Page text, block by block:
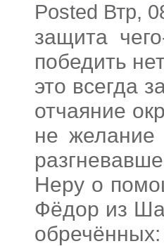
Posted Втр,
защита
победить
это всегда
отчаяние
не желание
Неру о
Фёдор из